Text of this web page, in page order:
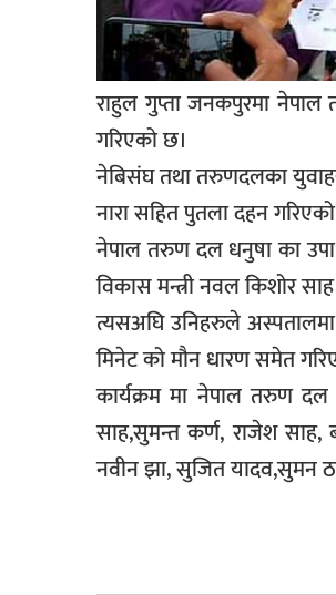
राहुल गुप्ता जनकपुरमा नेपाल
गरिएको छ।
नेबिसंघ तथा तरुणदलका
नारा सहित पुतला दहन गरिएको
नेपाल तरुण दल धनुषा का
विकास मन्त्री नवल किशोर
त्यसअघि उनिहरुले अस्पतालमा
मिनेट को मौन धारण समेत
कार्यक्रम मा नेपाल तरुण
साह,सुमन्त कर्ण, राजेश
नवीन झा, सुजित यादव,सुमन